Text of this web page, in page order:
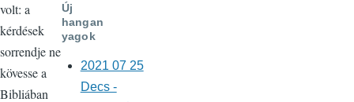
volt: a
kérdések
sorrendje ne
kövesse a
Bibliában
Új
hangan
yagok
2021 07 25
Decs -